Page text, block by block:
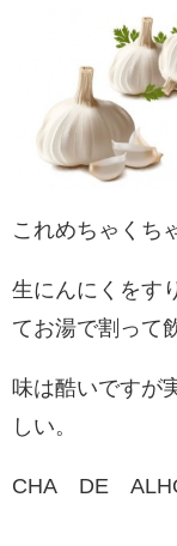
これめちゃくち
生にんにくをす
てお湯で割って
味は酷いですが
しい。
CHA DE ALHO